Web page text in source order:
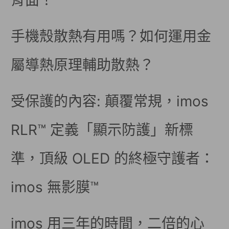
手機殼散熱有用嗎？如何運用金
屬導熱原理輔助散熱？
受保護的內容: 顛覆常規，imos
RLR™ 定義「顯示防護」新標
準，頂級 OLED 的終極守護者：
imos 無影膜™
imos 用三年的時間，二倍的心